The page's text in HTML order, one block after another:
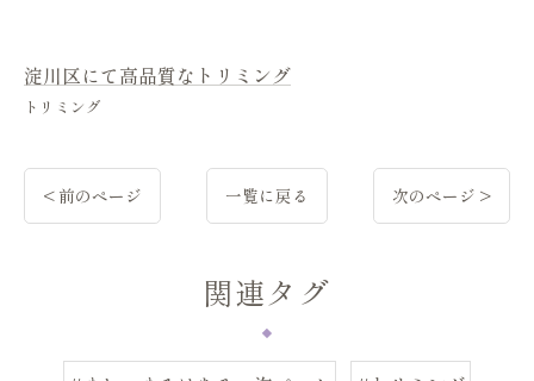
淀川区にて高品質なトリミング
トリミング
< 前のページ 一覧に戻る 次のページ >
関連タグ